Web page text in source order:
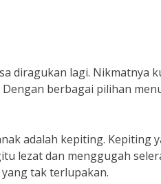
diragukan lagi. Nikmatnya
berbagai pilihan
adalah kepiting. Kepiting
lezat dan menggugah
tak terlupakan.